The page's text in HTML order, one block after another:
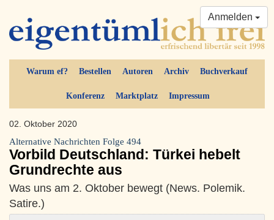
Warum ef? Bestellen Autoren Archiv Buchverkauf
Konferenz Marktplatz Impressum
Anmelden
02. Oktober 2020
Alternative Nachrichten Folge 494
Vorbild Deutschland: Türkei hebelt
Grundrechte aus
Was uns am 2. Oktober bewegt (News. Polemik.
Satire.)